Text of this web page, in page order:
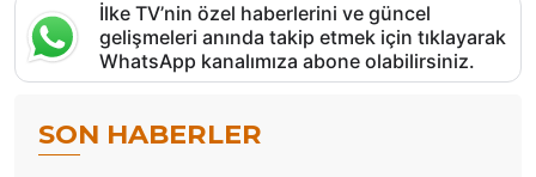
İlke TV’nin özel haberlerini ve güncel
gelişmeleri anında takip etmek için tıklayarak
WhatsApp kanalımıza abone olabilirsiniz.
SON HABERLER